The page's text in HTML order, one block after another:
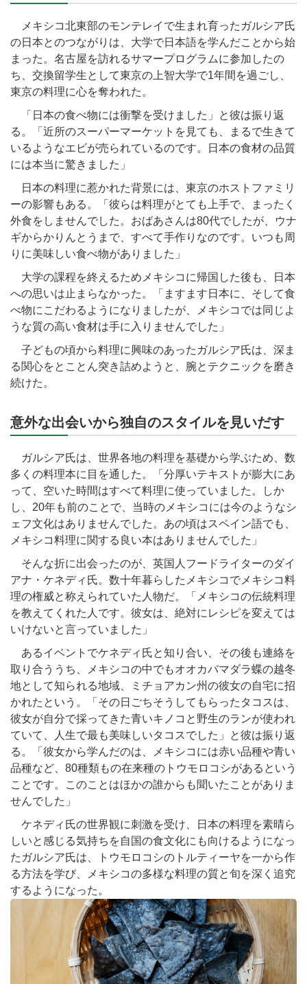
メキシコ北東部のモンテレイで生まれ育ったガルシア氏
の日本とのつながりは、大学で日本語を学んだことから始
まった。名古屋を訪れるサマープログラムに参加したの
ち、交換留学生として東京の上智大学で1年間を過ごし、
東京の料理に心を奪われた。
「日本の食べ物には衝撃を受けました」と彼は振り返
る。「近所のスーパーマーケットを見ても、まるで生きて
いるようなエビが売られているのです。日本の食材の品質
には本当に驚きました」
日本の料理に惹かれた背景には、東京のホストファミリ
ーの影響もある。「彼らは料理がとても上手で、まったく
外食をしませんでした。おばあさんは80代でしたが、ウナ
ギからかりんとうまで、すべて手作りなのです。いつも周
りに美味しい食べ物がありました」
大学の課程を終えるためメキシコに帰国した後も、日本
への思いは止まらなかった。「ますます日本に、そして食
べ物にこだわるようになりましたが、メキシコでは同じよ
うな質の高い食材は手に入りませんでした」
子どもの頃から料理に興味のあったガルシア氏は、深ま
る関心をとことん突き詰めようと、腕とテクニックを磨き
続けた。
意外な出会いから独自のスタイルを見いだす
ガルシア氏は、世界各地の料理を基礎から学ぶため、数
多くの料理本に目を通した。「分厚いテキストが膨大にあ
って、空いた時間はすべて料理に使っていました。しか
し、20年も前のことで、当時のメキシコには今のようなシ
ェフ文化はありませんでした。あの頃はスペイン語でも、
メキシコ料理に関する良い本はありませんでした」
そんな折に出会ったのが、英国人フードライターのダイ
アナ・ケネディ氏。数十年暮らしたメキシコでメキシコ料
理の権威と称えられていた人物だ。「メキシコの伝統料理
を教えてくれた人です。彼女は、絶対にレシピを変えては
いけないと言っていました」
あるイベントでケネディ氏と知り合い、その後も連絡を
取り合ううち、メキシコの中でもオオカバマダラ蝶の越冬
地として知られる地域、ミチョアカン州の彼女の自宅に招
かれたという。「その日ごちそうしてもらったタコスは、
彼女が自分で採ってきた青いキノコと野生のランが使われ
ていて、人生で最も美味しいタコスでした」と彼は振り返
る。「彼女から学んだのは、メキシコには赤い品種や青い
品種など、80種類もの在来種のトウモロコシがあるという
ことです。このことはほかの誰からも聞いたことがありま
せんでした」
ケネディ氏の世界観に刺激を受け、日本の料理を素晴ら
しいと感じる気持ちを自国の食文化にも向けるようになっ
たガルシア氏は、トウモロコシのトルティーヤを一から作
る方法を学び、メキシコの多様な料理の質と旬を深く追究
するようになった。